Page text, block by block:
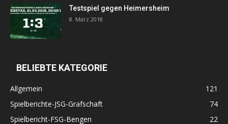
Testspiel gegen Heimersheim
8. März 2018
BELIEBTE KATEGORIE
Allgemein
121
Spielberichte-JSG-Grafschaft
74
Spielbericht-FSG-Bengen
22